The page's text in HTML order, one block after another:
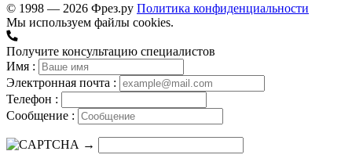
© 1998 — 2026 Фрез.ру Политика конфиденциальности
Мы используем файлы cookies.
Получите консультацию специалистов
Имя :
Электронная почта :
Телефон :
Сообщение :
→